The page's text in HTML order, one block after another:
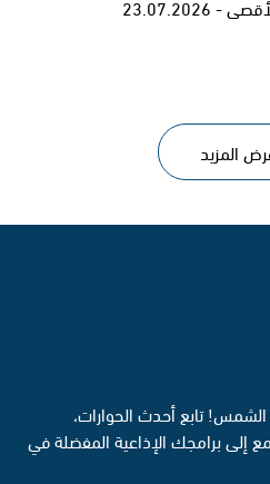
المزيد
تابع أحدث الحوارات،
إلى برامجك الإذاعية المفضلة في